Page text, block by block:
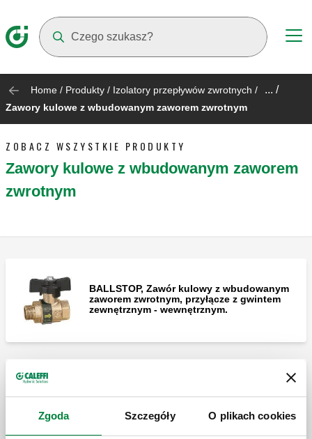
Zgoda Szczegóły O plikach cookies
Home / Produkty / Izolatory przepływów zwrotnych / ... /
Zawory kulowe z wbudowanym zaworem zwrotnym
ZOBACZ WSZYSTKIE PRODUKTY
Zawory kulowe z wbudowanym zaworem
zwrotnym
BALLSTOP, Zawór kulowy z wbudowanym
zaworem zwrotnym, przyłącze z gwintem
zewnętrznym - wewnętrznym.
zaworem zwrotnym, przyłącze z gwintem
wewnętrznym, z ruchomą nakrętką.